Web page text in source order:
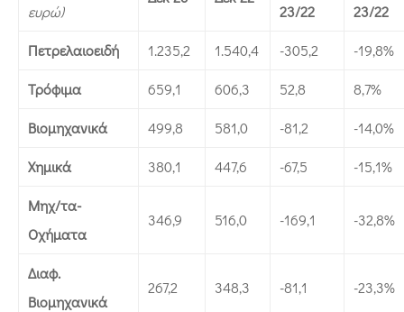
ευρώ) 23/22 23/22
Πετρελαιοειδή 1.235,2 1.540,4 -305,2 -19,8%
Τρόφιμα 659,1 606,3 52,8 8,7%
Βιομηχανικά 499,8 581,0 -81,2 -14,0%
Χημικά 380,1 447,6 -67,5 -15,1%
Μηχ/τα-
Οχήματα
346,9 516,0 -169,1 -32,8%
Διαφ.
Βιομηχανικά
267,2 348,3 -81,1 -23,3%